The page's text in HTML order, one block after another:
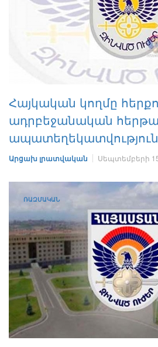
Հայկական կողմը
ադրբեջանական
Արցախ լրատվական Սեպտեմբերի
ՌԱԶՄԱԿԱՆ